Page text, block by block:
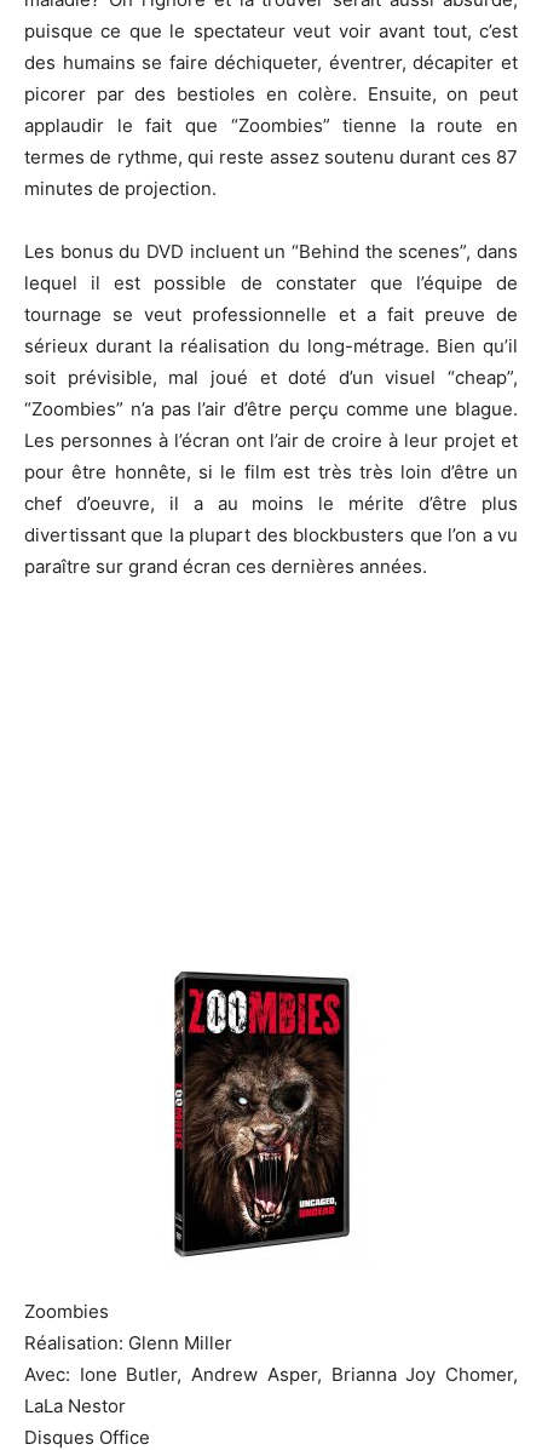
puisque ce que le spectateur veut voir avant tout, c’est
des humains se faire déchiqueter, éventrer, décapiter et
picorer par des bestioles en colère. Ensuite, on peut
applaudir le fait que “Zoombies” tienne la route en
termes de rythme, qui reste assez soutenu durant ces 87
minutes de projection.
Les bonus du DVD incluent un “Behind the scenes”, dans
lequel il est possible de constater que l’équipe de
tournage se veut professionnelle et a fait preuve de
sérieux durant la réalisation du long-métrage. Bien qu’il
soit prévisible, mal joué et doté d’un visuel “cheap”,
“Zoombies” n’a pas l’air d’être perçu comme une blague.
Les personnes à l’écran ont l’air de croire à leur projet et
pour être honnête, si le film est très très loin d’être un
chef d’oeuvre, il a au moins le mérite d’être plus
divertissant que la plupart des blockbusters que l’on a vu
paraître sur grand écran ces dernières années.
Zoombies
Réalisation: Glenn Miller
Avec: Ione Butler, Andrew Asper, Brianna Joy Chomer,
LaLa Nestor
Disques Office